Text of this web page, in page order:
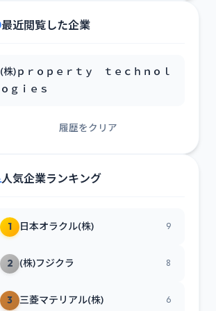
最近閲覧した企業
(株)ｐｒｏｐｅｒｔｙ ｔｅｃｈｎｏｌ
ｏｇｉｅｓ
履歴をクリア
人気企業ランキング
1 日本オラクル(株) 9
2 (株)フジクラ 8
3 三菱マテリアル(株) 6